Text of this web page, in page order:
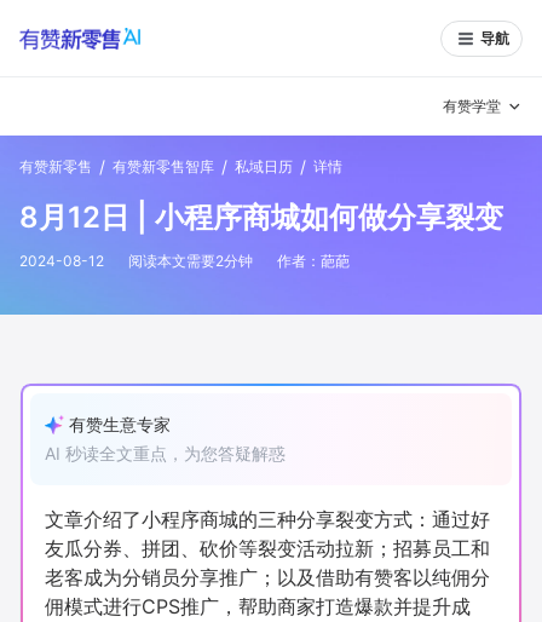
导航
有赞学堂
增长方法
有赞春季发布会 实干家直播间
新零售大会 新零售茶会
新零售私享会 门店经营增长公开课
有赞新零售 / 有赞新零售智库 / 私域日历 / 详情
8月12日 | 小程序商城如何做分享裂变
2024-08-12 阅读本文需要2分钟 作者： 葩葩
有赞生意专家
AI 秒读全文重点，为您答疑解惑
文章介绍了小程序商城的三种分享裂变方式：通过好
友瓜分券、拼团、砍价等裂变活动拉新；招募员工和
老客成为分销员分享推广；以及借助有赞客以纯佣分
佣模式进行CPS推广，帮助商家打造爆款并提升成